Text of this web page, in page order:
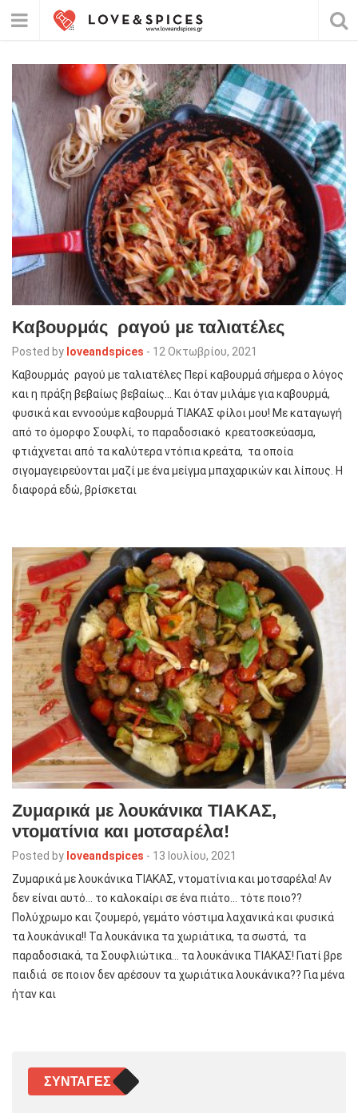
Καβουρμάς ραγού με ταλιατέλες
Posted by loveandspices - 12 Οκτωβρίου, 2021
Καβουρμάς ραγού με ταλιατέλες Περί καβουρμά σήμερα ο λόγος
και η πράξη βεβαίως βεβαίως… Και όταν μιλάμε για καβουρμά,
φυσικά και εννοούμε καβουρμά ΤΙΑΚΑΣ φίλοι μου! Με καταγωγή
από το όμορφο Σουφλί, το παραδοσιακό κρεατοσκεύασμα,
φτιάχνεται από τα καλύτερα ντόπια κρεάτα, τα οποία
σιγομαγειρεύονται μαζί με ένα μείγμα μπαχαρικών και λίπους. Η
διαφορά εδώ, βρίσκεται
Ζυμαρικά με λουκάνικα ΤΙΑΚΑΣ,
ντοματίνια και μοτσαρέλα!
Posted by loveandspices - 13 Ιουλίου, 2021
Ζυμαρικά με λουκάνικα ΤΙΑΚΑΣ, ντοματίνια και μοτσαρέλα! Αν
δεν είναι αυτό… το καλοκαίρι σε ένα πιάτο… τότε ποιο??
Πολύχρωμο και ζουμερό, γεμάτο νόστιμα λαχανικά και φυσικά
τα λουκάνικα!! Τα λουκάνικα τα χωριάτικα, τα σωστά, τα
παραδοσιακά, τα Σουφλιώτικα… τα λουκάνικα ΤΙΑΚΑΣ! Γιατί βρε
παιδιά σε ποιον δεν αρέσουν τα χωριάτικα λουκάνικα?? Για μένα
ήταν και
ΣΥΝΤΑΓΈΣ